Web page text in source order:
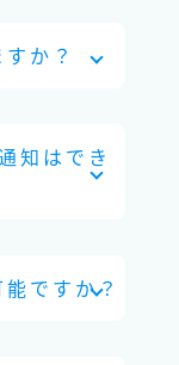
か？
知はでき
ですか？